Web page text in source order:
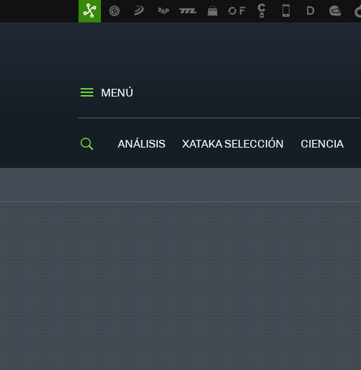
MENÚ
ANÁLISIS XATAKA SELECCIÓN CIENCIA